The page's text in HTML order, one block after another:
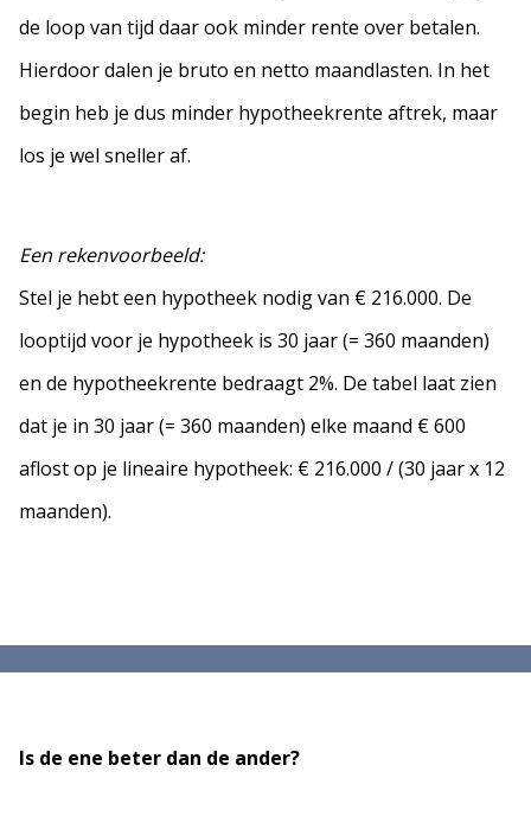
de loop van tijd daar ook minder rente over betalen.
Hierdoor dalen je bruto en netto maandlasten. In het
begin heb je dus minder hypotheekrente aftrek, maar
los je wel sneller af.
Een rekenvoorbeeld:
Stel je hebt een hypotheek nodig van € 216.000. De
looptijd voor je hypotheek is 30 jaar (= 360 maanden)
en de hypotheekrente bedraagt 2%. De tabel laat zien
dat je in 30 jaar (= 360 maanden) elke maand € 600
aflost op je lineaire hypotheek: € 216.000 / (30 jaar x 12
maanden).
Is de ene beter dan de ander?